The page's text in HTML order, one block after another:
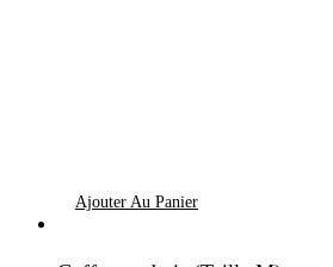
Ajouter Au Panier